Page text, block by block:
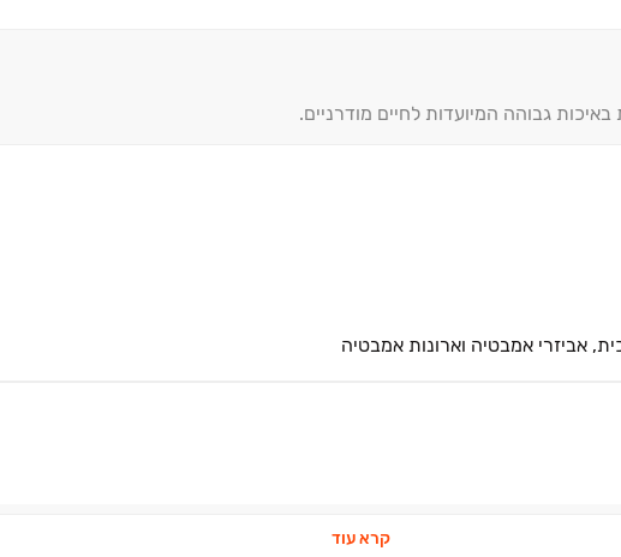
בכל שעה ובכל בעיה בפרויקט או בדירה ולחיות הרבה יותר, יום יום, כל היום.
גבוהה המיועדות לחיים מודרניים.
אביזרי אמבטיה וארונות אמבטיה
קרא עוד